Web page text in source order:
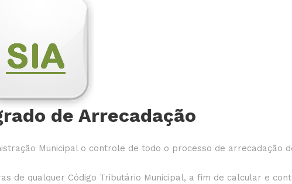
de Arrecadação
Municipal o controle de todo o processo de arrecadação
de qualquer Código Tributário Municipal, a fim de calcular e